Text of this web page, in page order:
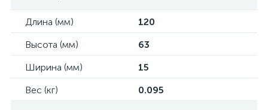
Длина (мм)
120
Высота (мм)
63
Ширина (мм)
15
Вес (кг)
0.095